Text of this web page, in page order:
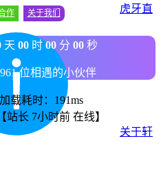
虎牙直
关于轩
作 关于我们
天 00 时 00 分 00 秒
位相遇的小伙伴
载耗时：191ms
【站长 7小时前 在线】